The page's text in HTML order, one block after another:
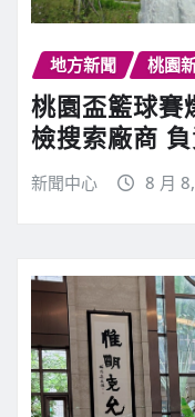
地方新聞 桃園
桃園盃籃球賽
檢搜索廠商
新聞中心 8 月